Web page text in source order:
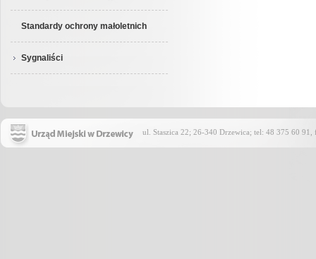
Standardy ochrony małoletnich
Sygnaliści
ul. Staszica 22; 26-340 Drzewica; tel: 48 375 60